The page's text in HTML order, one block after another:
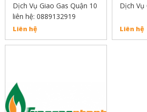
Dịch Vụ Giao Gas Quận 10
liên hệ: 0889132919
Liên hệ
Dịch Vụ
Liên hệ